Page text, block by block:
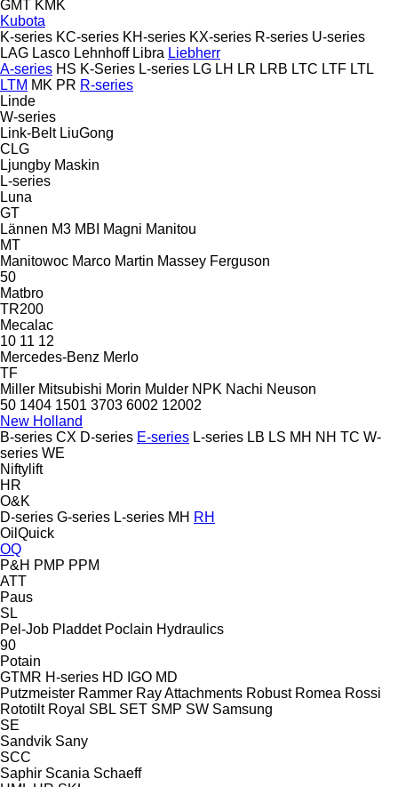
GMT KMK
Kubota
K-series KC-series KH-series KX-series R-series U-series
LAG Lasco Lehnhoff Libra Liebherr
A-series HS K-Series L-series LG LH LR LRB LTC LTF LTL
LTM MK PR R-series
Linde
W-series
Link-Belt LiuGong
CLG
Ljungby Maskin
L-series
Luna
GT
Lännen M3 MBI Magni Manitou
MT
Manitowoc Marco Martin Massey Ferguson
50
Matbro
TR200
Mecalac
10 11 12
Mercedes-Benz Merlo
TF
Miller Mitsubishi Morin Mulder NPK Nachi Neuson
50 1404 1501 3703 6002 12002
New Holland
B-series CX D-series E-series L-series LB LS MH NH TC W-
series WE
Niftylift
HR
O&K
D-series G-series L-series MH RH
OilQuick
OQ
P&H PMP PPM
ATT
Paus
SL
Pel-Job Pladdet Poclain Hydraulics
90
Potain
GTMR H-series HD IGO MD
Putzmeister Rammer Ray Attachments Robust Romea Rossi
Rototilt Royal SBL SET SMP SW Samsung
SE
Sandvik Sany
SCC
Saphir Scania Schaeff